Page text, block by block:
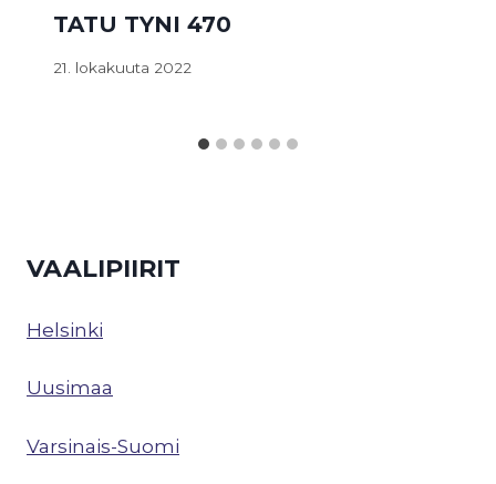
TATU TYNI 470
21. lokakuuta 2022
VAALIPIIRIT
Helsinki
Uusimaa
Varsinais-Suomi